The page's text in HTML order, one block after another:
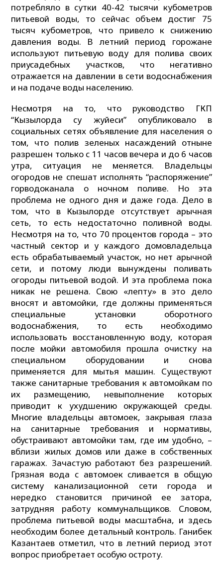
потребляло в сутки 40-42 тысячи кубометров
питьевой воды, то сейчас объем достиг 75
тысяч кубометров, что привело к снижению
давления воды. В летний период горожане
используют питьевую воду для полива своих
приусадебных участков, что негативно
отражается на давлении в сети водоснабжения
и на подаче воды населению.
Несмотря на то, что руководство ГКП
“Кызылорда су жуйеси” опубликовало в
социальных сетях объявление для населения о
том, что полив зеленых насаждений отныне
разрешен только с 11 часов вечера и до 6 часов
утра, ситуация не меняется. Владельцы
огородов не спешат исполнять “распоряжение”
горводоканала о ночном поливе. Но эта
проблема не одного дня и даже года. Дело в
том, что в Кызылорде отсутствует арычная
сеть, то есть недостаточно поливной воды.
Несмотря на то, что 70 процентов города – это
частный сектор и у каждого домовладельца
есть обрабатываемый участок, но нет арычной
сети, и потому люди вынуждены поливать
огороды питьевой водой. И эта проблема пока
никак не решена. Свою «лепту» в это дело
вносят и автомойки, где должны применяться
специальные установки оборотного
водоснабжения, то есть необходимо
использовать восстановленную воду, которая
после мойки автомобиля прошла очистку на
специальном оборудовании и снова
применяется для мытья машин. Существуют
также санитарные требования к автомойкам по
их размещению, невыполнение которых
приводит к ухудшению окружающей среды.
Многие владельцы автомоек, закрывая глаза
на санитарные требования и нормативы,
обустраивают автомойки там, где им удобно, –
вблизи жилых домов или даже в собственных
гаражах. Зачастую работают без разрешений.
Грязная вода с автомоек сливается в общую
систему канализационной сети города и
нередко становится причиной ее затора,
затрудняя работу коммунальщиков. Словом,
проблема питьевой воды масштабна, и здесь
необходим более детальный контроль. Ганибек
Казантаев отметил, что в летний период этот
вопрос приобретает особую остроту.